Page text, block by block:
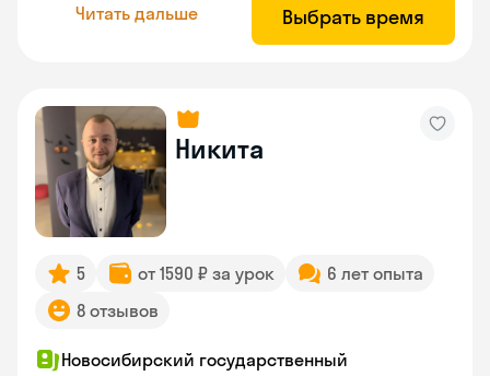
Читать дальше Выбрать время
Никита
5 от 1590 ₽ за урок
6 лет опыта
8 отзывов
Новосибирский государственный